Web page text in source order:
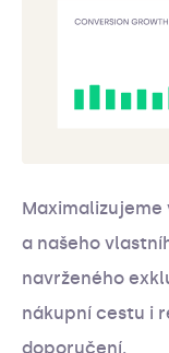
a našeho
navrženého
nákupní cestu i
doporučení.